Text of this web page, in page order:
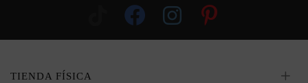
TIENDA FÍSICA